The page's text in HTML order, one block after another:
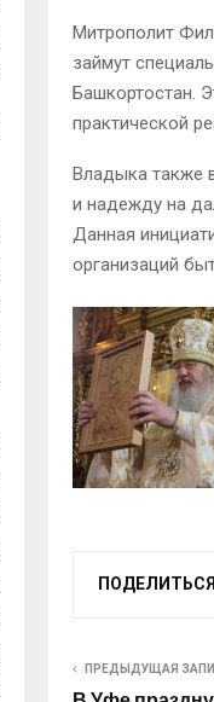
Митрополит
займут
Башкортостан.
практической
Владыка также
и надежду на
Данная
организаций
ПОДЕЛИТЬСЯ
ПРЕДЫДУЩАЯ